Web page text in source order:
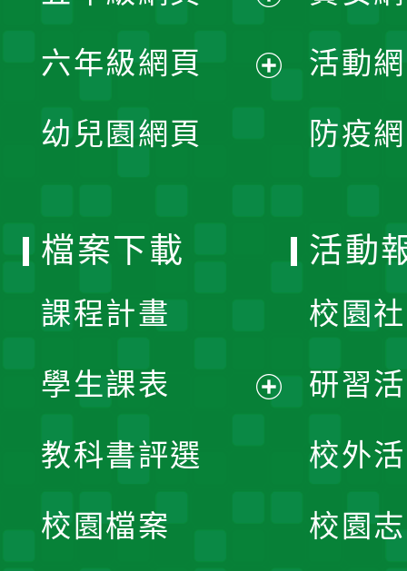
單
開
選
開
六年級網頁
幼兒園網頁
活動
防疫
檔案下載
課程計畫
學生課表
教科書評選
校園檔案
活動
校園
研習
校外
校園